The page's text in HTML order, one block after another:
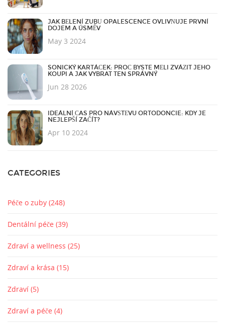
JAK BĚLENÍ ZUBŮ OPALESCENCE OVLIVŇUJE PRVNÍ
DOJEM A ÚSMĚV
May 3 2024
SONICKÝ KARTÁČEK: PROČ BYSTE MĚLI ZVÁŽIT JEHO
KOUPI A JAK VYBRAT TEN SPRÁVNÝ
Jun 28 2026
IDEÁLNÍ ČAS PRO NÁVŠTĚVU ORTODONCIE: KDY JE
NEJLEPŠÍ ZAČÍT?
Apr 10 2024
CATEGORIES
Péče o zuby (248)
Dentální péče (39)
Zdraví a wellness (25)
Zdraví a krása (15)
Zdraví (5)
Zdraví a péče (4)